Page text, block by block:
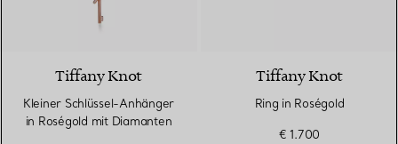
Tiffany Knot
Kleiner Schlüssel-Anhänger
in Roségold mit Diamanten
Tiffany Knot
Ring in Roségold
€ 1.700